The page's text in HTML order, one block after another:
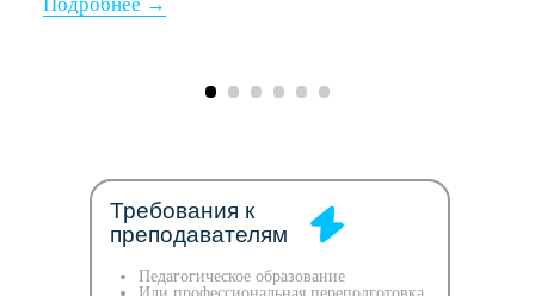
Педагогическое образование
Требования к
преподавателям